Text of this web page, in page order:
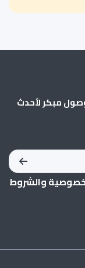
مبكر لأحدث
والشروط